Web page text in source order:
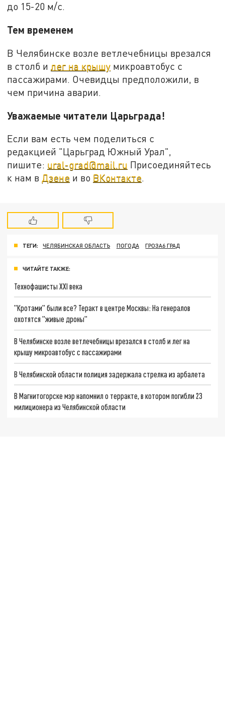
до 15-20 м/с.
Тем временем
В Челябинске возле ветлечебницы врезался
в столб илег на крышу микроавтобус с
пассажирами. Очевидцы предположили, в
чем причина аварии.
Уважаемые читатели Царьграда!
Если вам есть чем поделиться с
редакцией "Царьград Южный Урал",
пишите: ural-grad@mail.ru Присоединяйтесь
к нам в Дзене и во ВКонтакте.
ТЕГИ: ЧЕЛЯБИНСКАЯ ОБЛАСТЬ ПОГОДА ГРОЗА6 ГРАД
ЧИТАЙТЕ ТАКЖЕ:
Технофашисты XXI века
"Кротами" были все? Теракт в центре Москвы: На генералов
охотятся "живые дроны"
В Челябинске возле ветлечебницы врезался в столб и лег на
крышу микроавтобус с пассажирами
В Челябинской области полиция задержала стрелка из арбалета
В Магнитогорске мэр напомнил о терракте, в котором погибли 23
милиционера из Челябинской области